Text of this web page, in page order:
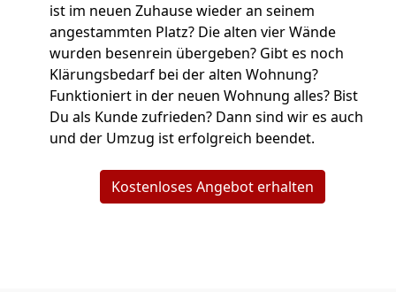
ist im neuen Zuhause wieder an seinem
angestammten Platz? Die alten vier Wände
wurden besenrein übergeben? Gibt es noch
Klärungsbedarf bei der alten Wohnung?
Funktioniert in der neuen Wohnung alles? Bist
Du als Kunde zufrieden? Dann sind wir es auch
und der Umzug ist erfolgreich beendet.
Kostenloses Angebot erhalten